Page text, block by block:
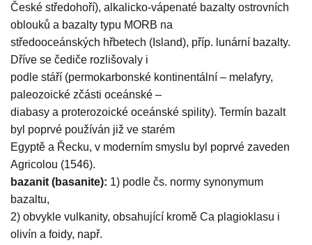
České středohoří), alkalicko-vápenaté bazalty ostrovních
oblouků a bazalty typu MORB na
středooceánských hřbetech (Island), příp. lunární bazalty.
Dříve se čediče rozlišovaly i
podle stáří (permokarbonské kontinentální – melafyry,
paleozoické zčásti oceánské –
diabasy a proterozoické oceánské spility). Termín bazalt
byl poprvé používán již ve starém
Egyptě a Řecku, v moderním smyslu byl poprvé zaveden
Agricolou (1546).
bazanit (basanite): 1) podle čs. normy synonymum
bazaltu,
2) obvykle vulkanity, obsahující kromě Ca plagioklasu i
olivín a foidy, např.